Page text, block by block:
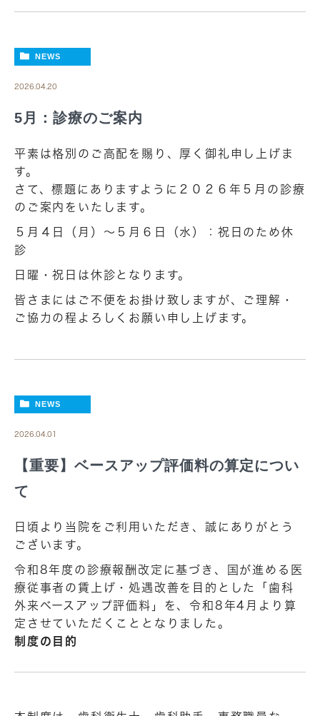
NEWS
2026.04.20
5月：診療のご案内
平素は格別のご高配を賜り、厚く御礼申し上げま
す。
さて、標題にありますように２０２６年５月の診療
のご案内をいたします。
５月４日（月）～５月６日（水）：祝日のため休
診
日曜・祝日は休診となります。
皆さまにはご不便をお掛け致しますが、ご理解・
ご協力の程よろしくお願い申し上げます。
NEWS
2026.04.01
【重要】ベースアップ評価料の算定につい
て
日頃より当院をご利用いただき、誠にありがとう
ございます。
令和8年度の診療報酬改定に基づき、国が進める医
療従事者の賃上げ・処遇改善を目的とした「歯科
外来ベースアップ評価料」を、令和8年4月より算
定させていただくこととなりました。
制度の目的